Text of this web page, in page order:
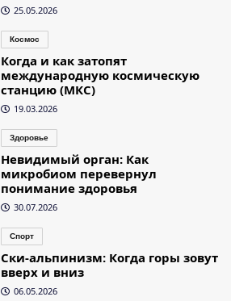
25.05.2026
Космос
Когда и как затопят
международную космическую
станцию (МКС)
19.03.2026
Здоровье
Невидимый орган: Как
микробиом перевернул
понимание здоровья
30.07.2026
Спорт
Ски-альпинизм: Когда горы зовут
вверх и вниз
06.05.2026